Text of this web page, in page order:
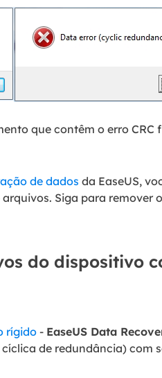
que contêm o erro CRC
de dados da EaseUS,
Siga para remover
do dispositivo
rígido - EaseUS Data
de redundância) com